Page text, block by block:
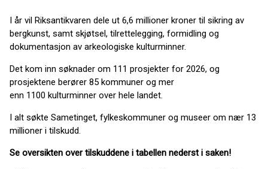
I år vil Riksantikvaren dele ut 6,6 millioner kroner til sikring av
bergkunst, samt skjøtsel, tilrettelegging, formidling og
dokumentasjon av arkeologiske kulturminner.
Det kom inn søknader om 111 prosjekter for 2026, og
prosjektene berører 85 kommuner og mer
enn 1100 kulturminner over hele landet.
I alt søkte Sametinget, fylkeskommuner og museer om nær 13
millioner i tilskudd.
Se oversikten over tilskuddene i tabellen nederst i saken!